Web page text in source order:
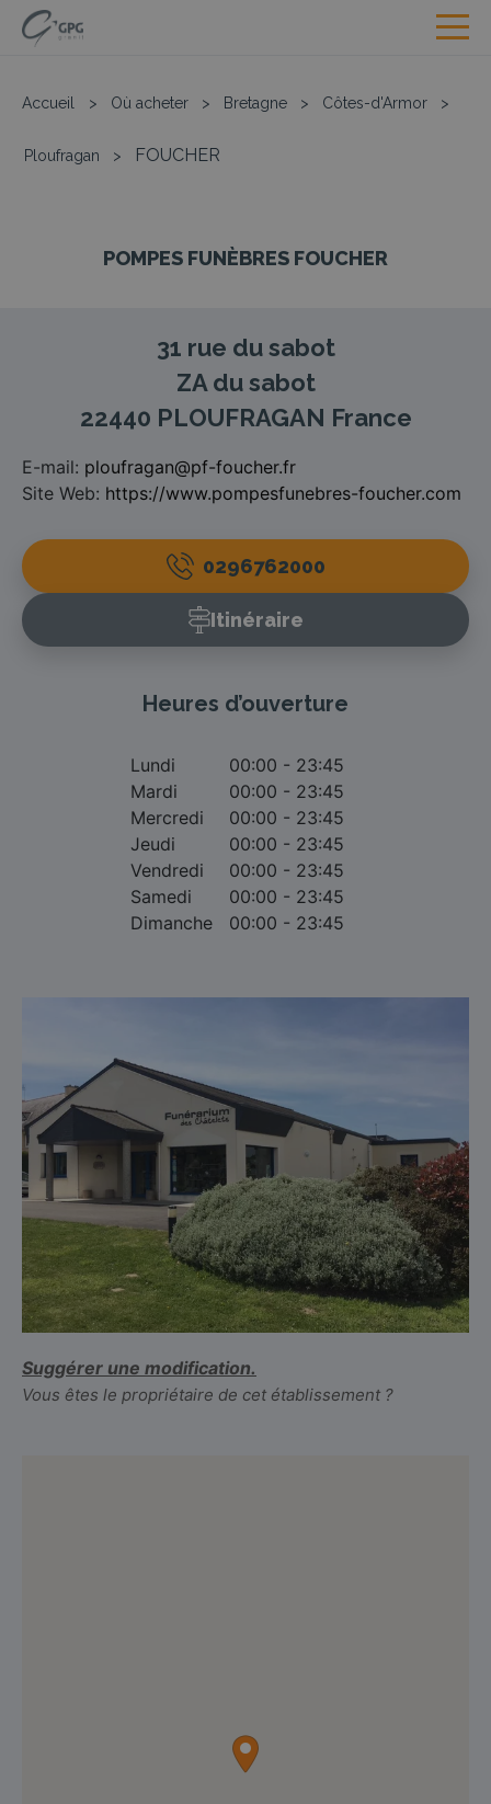
Accueil > Où acheter > Bretagne > Côtes-d'Armor >
Ploufragan > FOUCHER
POMPES FUNÈBRES FOUCHER
31 rue du sabot
ZA du sabot
22440 PLOUFRAGAN France
E-mail: ploufragan@pf-foucher.fr
Site Web: https://www.pompesfunebres-foucher.com
0296762000
Itinéraire
Heures d’ouverture
Lundi
00:00 - 23:45
Mardi
00:00 - 23:45
Mercredi
00:00 - 23:45
Jeudi
00:00 - 23:45
Vendredi
00:00 - 23:45
Samedi
00:00 - 23:45
Dimanche
00:00 - 23:45
Suggérer une modification.
Vous êtes le propriétaire de cet établissement ?